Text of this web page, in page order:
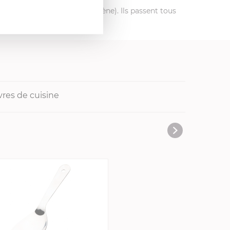
vitro radian, vitro halogène). Ils passent tous
de cuisine